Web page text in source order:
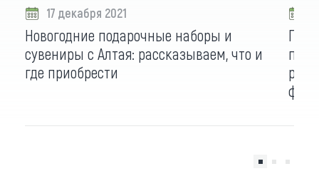
17 декабря 2021
Новогодние подарочные наборы и
сувениры с Алтая: рассказываем, что и
где приобрести